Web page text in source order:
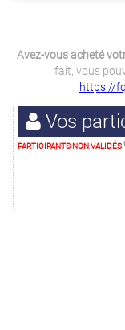
Avez-vous acheté
fait, vous
https://
Vos
PARTICIPANTS NON VALIDÉS